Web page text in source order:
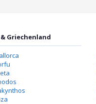
Griechenland